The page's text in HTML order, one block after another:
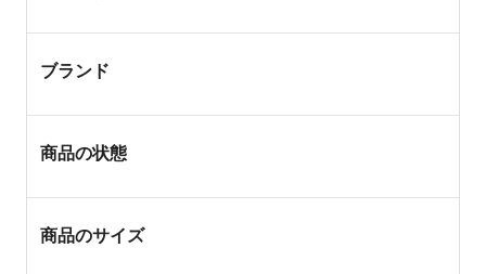
ブランド
商品の状態
商品のサイズ